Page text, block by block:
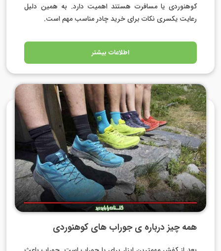
کوهنوردی یا مسافرت هستند اهمیت دارد. به همین دلیل
رعایت یکسری نکات برای خرید چادر مناسب مهم است.
اطلاعات بیشتر
همه چیز درباره ی جوراب های کوهنوردی